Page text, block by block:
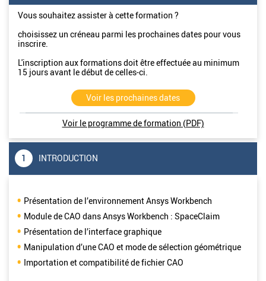
Vous souhaitez assister à cette formation ?
choisissez un créneau parmi les prochaines dates pour vous
inscrire.
L'inscription aux formations doit être effectuée au minimum
15 jours avant le début de celles-ci.
Voir les prochaines dates
Voir le programme de formation (PDF)
1 INTRODUCTION
Présentation de l’environnement Ansys Workbench
Module de CAO dans Ansys Workbench : SpaceClaim
Présentation de l’interface graphique
Manipulation d’une CAO et mode de sélection géométrique
Importation et compatibilité de fichier CAO